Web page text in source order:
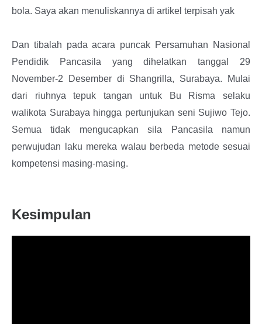
bola. Saya akan menuliskannya di artikel terpisah yak
Dan tibalah pada acara puncak Persamuhan Nasional
Pendidik Pancasila yang dihelatkan tanggal 29
November-2 Desember di Shangrilla, Surabaya. Mulai
dari riuhnya tepuk tangan untuk Bu Risma selaku
walikota Surabaya hingga pertunjukan seni Sujiwo Tejo.
Semua tidak mengucapkan sila Pancasila namun
perwujudan laku mereka walau berbeda metode sesuai
kompetensi masing-masing.
Kesimpulan